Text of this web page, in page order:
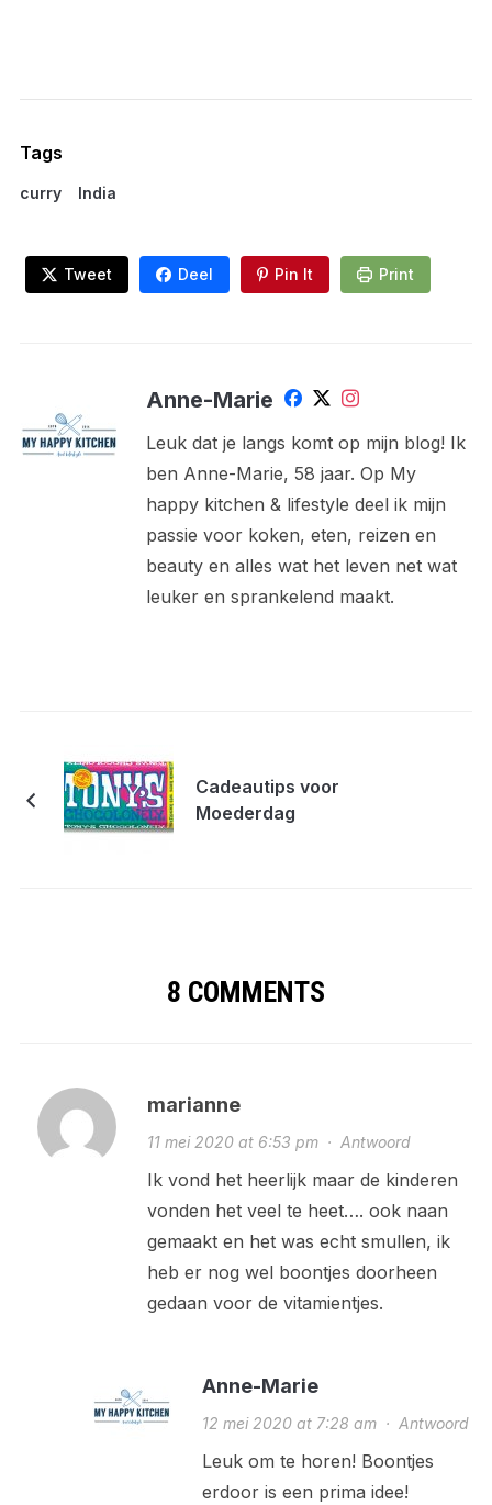
Tags
curry India
Tweet Deel Pin It Print
Anne-Marie
Leuk dat je langs komt op mijn blog! Ik
ben Anne-Marie, 58 jaar. Op My
happy kitchen & lifestyle deel ik mijn
passie voor koken, eten, reizen en
beauty en alles wat het leven net wat
leuker en sprankelend maakt.
Cadeautips voor
Moederdag
8 COMMENTS
marianne
11 mei 2020 at 6:53 pm· Antwoord
Ik vond het heerlijk maar de kinderen
vonden het veel te heet…. ook naan
gemaakt en het was echt smullen, ik
heb er nog wel boontjes doorheen
gedaan voor de vitamientjes.
Anne-Marie
12 mei 2020 at 7:28 am· Antwoord
Leuk om te horen! Boontjes
erdoor is een prima idee!